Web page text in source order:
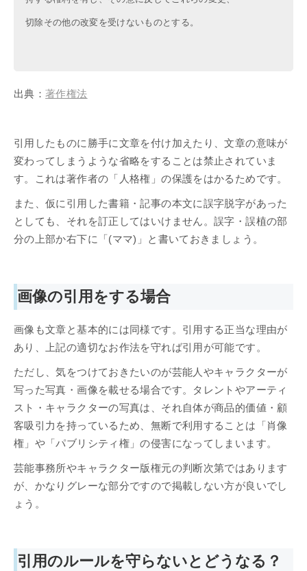
切除その他の改変を受けないものとする。
出典：著作権法
引用したものに勝手に文章を付け加えたり、文章の意味が
変わってしまうような省略をすることは禁止されていま
す。これは著作者の「人格権」の保護をはかるためです。
また、仮に引用した書籍・記事の本文に誤字脱字があった
としても、それを訂正してはいけません。誤字・誤植の部
分の上部か右下に「(ママ)」と書いておきましょう。
画像の引用をする場合
画像も文章と基本的には同様です。引用する正当な理由が
あり、上記の適切なお作法を守れば引用が可能です。
ただし、気をつけておきたいのが芸能人やキャラクターが
写った写真・画像を載せる場合です。タレントやアーティ
スト・キャラクターの写真は、それ自体が商品的価値・顧
客吸引力を持っているため、無断で利用することは「肖像
権」や「パブリシティ権」の侵害になってしまいます。
芸能事務所やキャラクター版権元の判断次第ではあります
が、かなりグレーな部分ですので掲載しない方が良いでし
ょう。
引用のルールを守らないとどうなる？